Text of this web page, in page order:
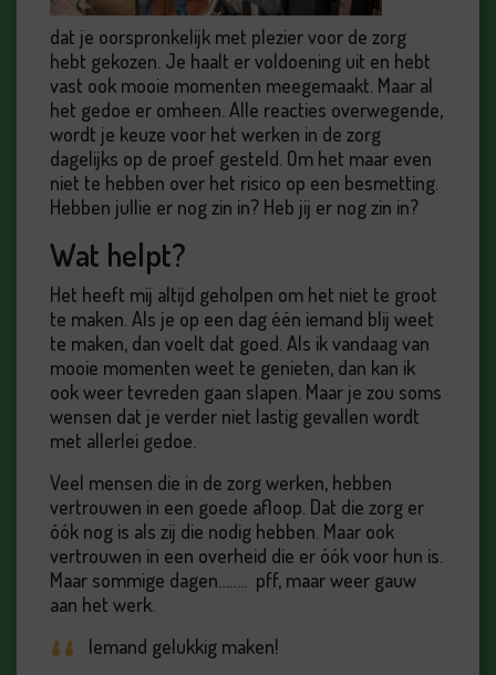
dat je oorspronkelijk met plezier voor de zorg
hebt gekozen. Je haalt er voldoening uit en hebt
vast ook mooie momenten meegemaakt. Maar al
het gedoe er omheen. Alle reacties overwegende,
wordt je keuze voor het werken in de zorg
dagelijks op de proef gesteld. Om het maar even
niet te hebben over het risico op een besmetting.
Hebben jullie er nog zin in? Heb jij er nog zin in?
Wat helpt?
Het heeft mij altijd geholpen om het niet te groot
te maken. Als je op een dag één iemand blij weet
te maken, dan voelt dat goed. Als ik vandaag van
mooie momenten weet te genieten, dan kan ik
ook weer tevreden gaan slapen. Maar je zou soms
wensen dat je verder niet lastig gevallen wordt
met allerlei gedoe.
Veel mensen die in de zorg werken, hebben
vertrouwen in een goede afloop. Dat die zorg er
óók nog is als zij die nodig hebben. Maar ook
vertrouwen in een overheid die er óók voor hun is.
Maar sommige dagen…….. pff, maar weer gauw
aan het werk.
Iemand gelukkig maken!